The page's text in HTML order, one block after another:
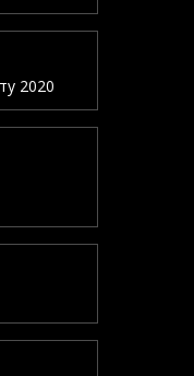
2020